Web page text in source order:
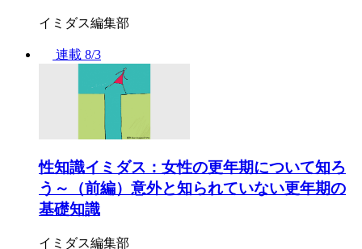
イミダス編集部
連載 8/3
性知識イミダス：女性の更年期について知ろ
う～（前編）意外と知られていない更年期の
基礎知識
イミダス編集部